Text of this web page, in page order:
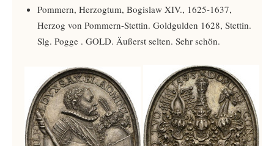
Pommern, Herzogtum, Bogislaw XIV., 1625-1637,
Herzog von Pommern-Stettin. Goldgulden 1628, Stettin.
Slg. Pogge ­. GOLD. Äußerst selten. Sehr schön.